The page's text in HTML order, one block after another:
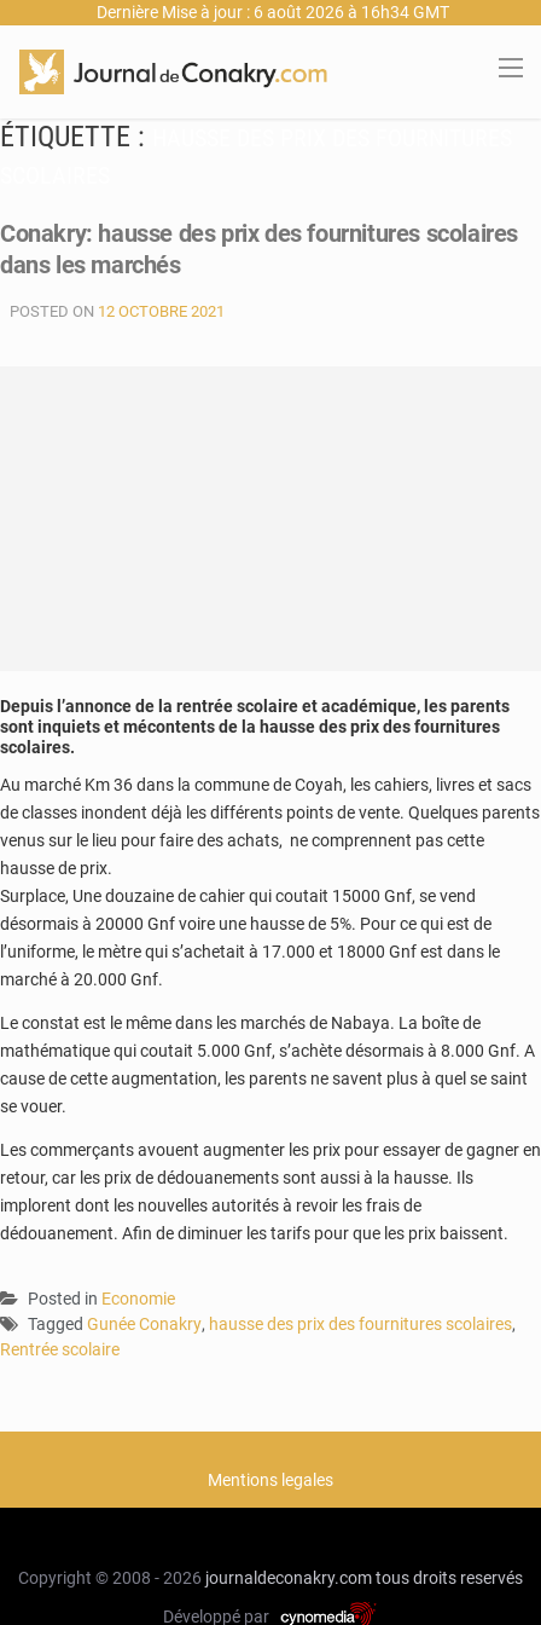
Dernière Mise à jour : 6 août 2026 à 16h34 GMT
ÉTIQUETTE :
Conakry: hausse des prix des fournitures scolaires
dans les marchés
POSTED ON 12 OCTOBRE 2021
Depuis l’annonce de la rentrée scolaire et académique, les parents
sont inquiets et mécontents de la hausse des prix des fournitures
scolaires.
Au marché Km 36 dans la commune de Coyah, les cahiers, livres et sacs
de classes inondent déjà les différents points de vente. Quelques parents
venus sur le lieu pour faire des achats, ne comprennent pas cette
hausse de prix.
Surplace, Une douzaine de cahier qui coutait 15000 Gnf, se vend
désormais à 20000 Gnf voire une hausse de 5%. Pour ce qui est de
l’uniforme, le mètre qui s’achetait à 17.000 et 18000 Gnf est dans le
marché à 20.000 Gnf.
Le constat est le même dans les marchés de Nabaya. La boîte de
mathématique qui coutait 5.000 Gnf, s’achète désormais à 8.000 Gnf. A
cause de cette augmentation, les parents ne savent plus à quel se saint
se vouer.
Les commerçants avouent augmenter les prix pour essayer de gagner en
retour, car les prix de dédouanements sont aussi à la hausse. Ils
implorent dont les nouvelles autorités à revoir les frais de
dédouanement. Afin de diminuer les tarifs pour que les prix baissent.
Posted in Economie
Tagged Gunée Conakry, hausse des prix des fournitures scolaires,
Rentrée scolaire
Mentions legales
Copyright © 2008 - 2026 journaldeconakry.comtous droits reservés
Développé par